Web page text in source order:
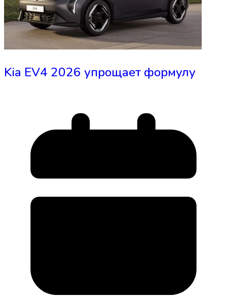
Kia EV4 2026 упрощает формулу